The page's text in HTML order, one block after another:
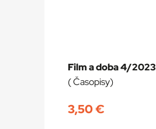
Film a doba 4/2023
( Časopisy)
3,50€